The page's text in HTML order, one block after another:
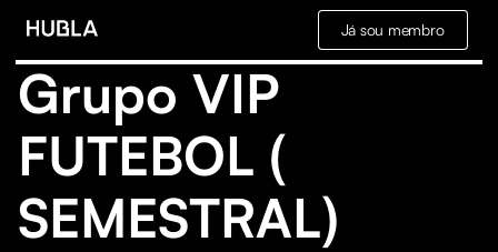
Já sou membro
Grupo VIP
FUTEBOL (
SEMESTRAL)